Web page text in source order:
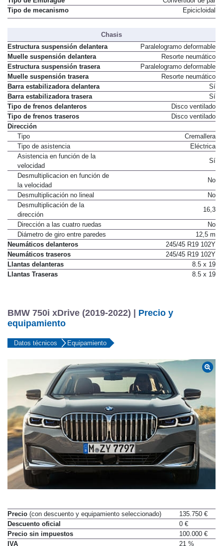
Tipo de Embrague
Convertidor de par
Tipo de mecanismo
Epicicloidal
Chasis
Estructura suspensión delantera
Paralelogramo deformable
Muelle suspensión delantera
Resorte neumático
Estructura suspensión trasera
Paralelogramo deformable
Muelle suspensión trasera
Resorte neumático
Barra estabilizadora delantera
Sí
Barra estabilizadora trasera
Sí
Tipo de frenos delanteros
Disco ventilado
Tipo de frenos traseros
Dirección
Tipo
Cremallera
Tipo de asistencia
Asistencia en función de la
velocidad
Desmultiplicacion en función de
la velocidad
Desmultiplicación no lineal
Desmultiplicación de la
dirección
Dirección a las cuatro ruedas
No
Diámetro de giro entre paredes
12,5 m
Neumáticos delanteros
245/45 R19 102Y
Neumáticos traseros
245/45 R19 102Y
Llantas delanteras
8.5 x 19
BMW 750i xDrive (2019-2022) |
Precio y
equipamiento
Precio(con descuento y equipamiento seleccionado)
135.750 €
Descuento oficial
0 €
Precio sin impuestos
100.000 €